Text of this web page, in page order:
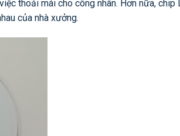
thoải mái cho công nhân. Hơn nữa, chip
của nhà xưởng.